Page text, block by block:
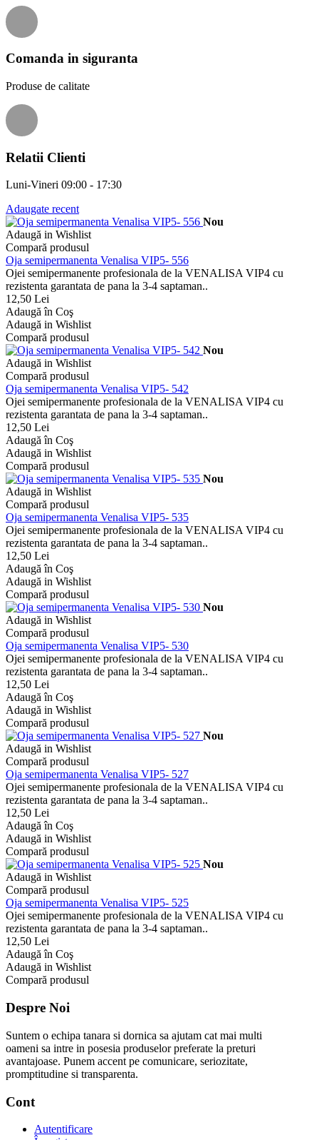
Comanda in siguranta
Produse de calitate
Relatii Clienti
Luni-Vineri 09:00 - 17:30
Adaugate recent
Nou
Adaugă in Wishlist
Compară produsul
Oja semipermanenta Venalisa VIP5- 556
Ojei semipermanente profesionala de la VENALISA VIP4 cu
rezistenta garantata de pana la 3-4 saptaman..
12,50 Lei
Adaugă în Coş
Adaugă in Wishlist
Compară produsul
Nou
Adaugă in Wishlist
Compară produsul
Oja semipermanenta Venalisa VIP5- 542
Ojei semipermanente profesionala de la VENALISA VIP4 cu
rezistenta garantata de pana la 3-4 saptaman..
12,50 Lei
Adaugă în Coş
Adaugă in Wishlist
Compară produsul
Nou
Adaugă in Wishlist
Compară produsul
Oja semipermanenta Venalisa VIP5- 535
Ojei semipermanente profesionala de la VENALISA VIP4 cu
rezistenta garantata de pana la 3-4 saptaman..
12,50 Lei
Adaugă în Coş
Adaugă in Wishlist
Compară produsul
Nou
Adaugă in Wishlist
Compară produsul
Oja semipermanenta Venalisa VIP5- 530
Ojei semipermanente profesionala de la VENALISA VIP4 cu
rezistenta garantata de pana la 3-4 saptaman..
12,50 Lei
Adaugă în Coş
Adaugă in Wishlist
Compară produsul
Nou
Adaugă in Wishlist
Compară produsul
Oja semipermanenta Venalisa VIP5- 527
Ojei semipermanente profesionala de la VENALISA VIP4 cu
rezistenta garantata de pana la 3-4 saptaman..
12,50 Lei
Adaugă în Coş
Adaugă in Wishlist
Compară produsul
Nou
Adaugă in Wishlist
Compară produsul
Oja semipermanenta Venalisa VIP5- 525
Ojei semipermanente profesionala de la VENALISA VIP4 cu
rezistenta garantata de pana la 3-4 saptaman..
12,50 Lei
Adaugă în Coş
Adaugă in Wishlist
Compară produsul
Despre Noi
Suntem o echipa tanara si dornica sa ajutam cat mai multi
oameni sa intre in posesia produselor preferate la preturi
avantajoase. Punem accent pe comunicare, seriozitate,
promptitudine si transparenta.
Cont
Autentificare